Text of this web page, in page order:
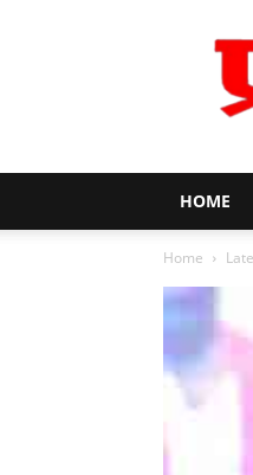
HOME
Home